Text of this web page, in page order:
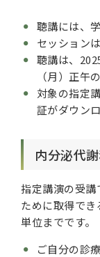
聴講には、
セッション
聴講は、
（月）正午
対象の指定
証がダウン
内分泌代
指定講演の受講
ために取得で
単位までです。
ご自分の診